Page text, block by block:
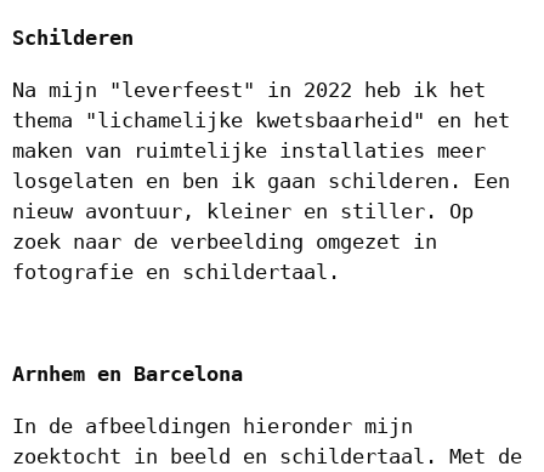
Schilderen
Na mijn "leverfeest" in 2022 heb ik het
thema "lichamelijke kwetsbaarheid" en het
maken van ruimtelijke installaties meer
losgelaten en ben ik gaan schilderen. Een
nieuw avontuur, kleiner en stiller. Op
zoek naar de verbeelding omgezet in
fotografie en schildertaal.
Arnhem en Barcelona
In de afbeeldingen hieronder mijn
zoektocht in beeld en schildertaal. Met de